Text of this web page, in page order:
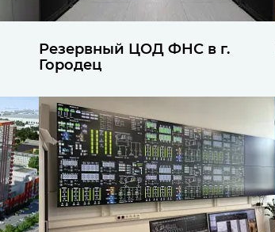
Резервный ЦОД ФНС в г.
Городец